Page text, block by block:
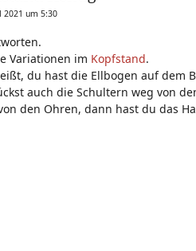
2021 um 5:30
Variationen im Kopfstand.
du hast die Ellbogen auf
auch die Schultern weg von
den Ohren, dann hast du das